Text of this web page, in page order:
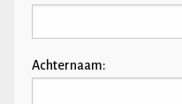
Achternaam: